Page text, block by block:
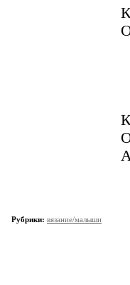
Рубрики: вязание/малыши